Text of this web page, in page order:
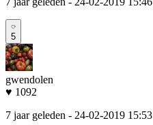
5
gwendolen
♥ 1092
7 jaar geleden - 24-02-2019 15:53